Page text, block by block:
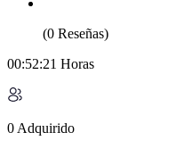
(0 Reseñas)
00:52:21 Horas
0 Adquirido